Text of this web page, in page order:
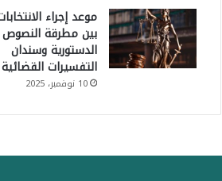
موعد إجراء
بين مطرقة النصوص
الدستورية وسندان
التفسيرات القضائية
10 نوفمبر، 2025